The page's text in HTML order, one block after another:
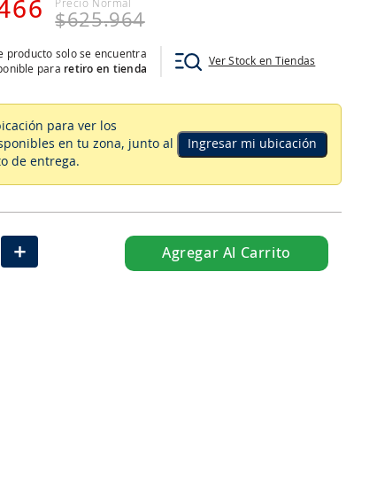
$625.964
producto solo se encuentra
para retiro en tienda
Ver Stock en Tiendas
para ver los
en tu zona, junto al
de entrega.
Ingresar mi ubicación
＋ Agregar Al Carrito